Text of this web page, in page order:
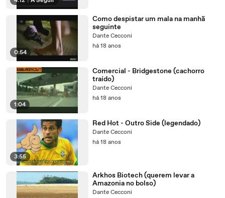
0:54
Como despistar um mala na manhã
seguinte
Dante Cecconi
há 18 anos
1:04
Comercial - Bridgestone (cachorro
traído)
Dante Cecconi
há 18 anos
3:55
Red Hot - Outro Side (legendado)
Dante Cecconi
há 18 anos
Arkhos Biotech (querem levar a
Amazonia no bolso)
Dante Cecconi